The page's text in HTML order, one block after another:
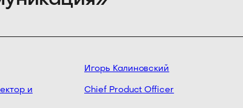
и
Игорь Калиновский
Chief Product Officer